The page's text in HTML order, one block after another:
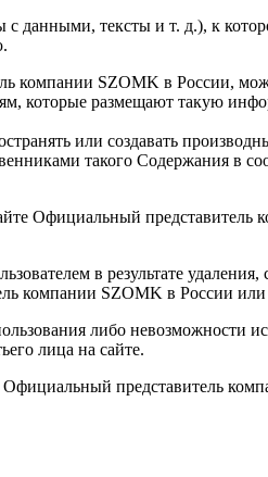
данными, тексты и т. д.), к
компании SZOMK в России,
которые размещают такую
или создавать
такого Содержания в
Официальный представитель
в результате
компании SZOMK в России или
либо невозможности
лица на сайте.
представитель